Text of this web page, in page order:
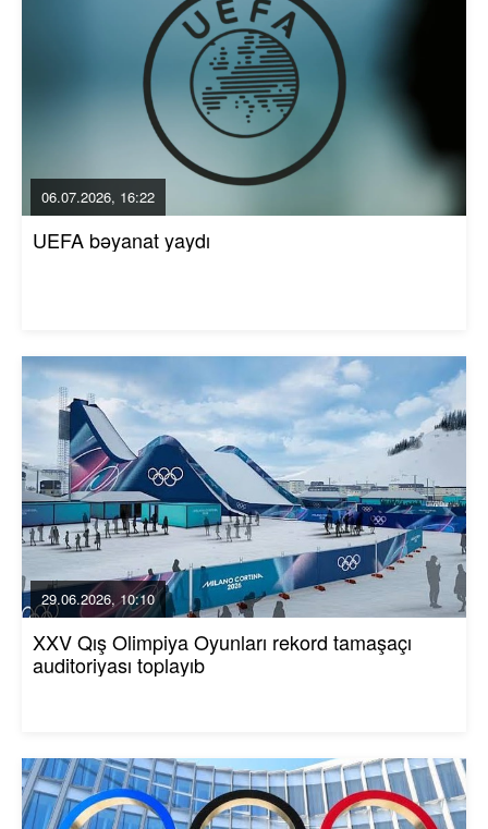
06.07.2026, 16:22
UEFA bəyanat yaydı
29.06.2026, 10:10
XXV Qış Olimpiya Oyunları rekord tamaşaçı
auditoriyası toplayıb